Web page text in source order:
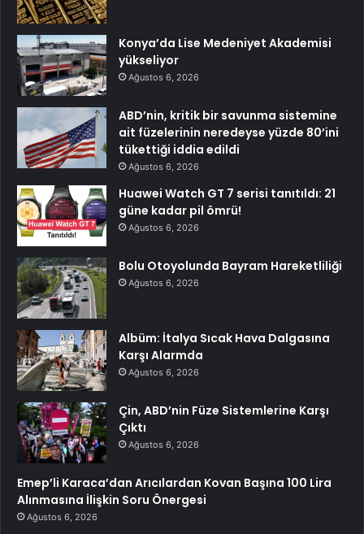
Konya’da Lise Medeniyet Akademisi
yükseliyor
Ağustos 6, 2026
ABD’nin, kritik bir savunma sistemine
ait füzelerinin neredeyse yüzde 80’ini
tükettiği iddia edildi
Ağustos 6, 2026
Huawei Watch GT 7 serisi tanıtıldı: 21
güne kadar pil ömrü!
Ağustos 6, 2026
Bolu Otoyolunda Bayram Hareketliliği
Ağustos 6, 2026
Albüm: İtalya Sıcak Hava Dalgasına
Karşı Alarmda
Ağustos 6, 2026
Çin, ABD’nin Füze Sistemlerine Karşı
Çıktı
Ağustos 6, 2026
Emep’li Karaca’dan Arıcılardan Kovan Başına 100 Lira
Alınmasına İlişkin Soru Önergesi
Ağustos 6, 2026